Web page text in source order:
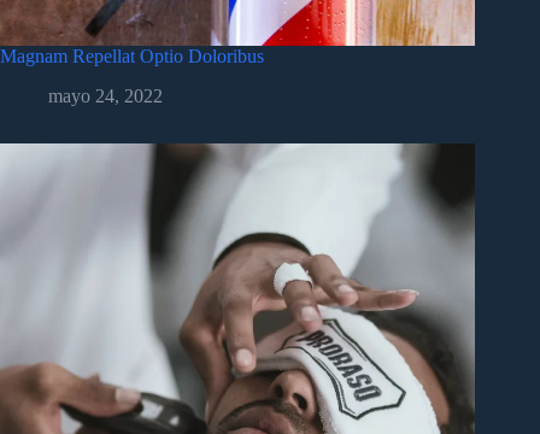
Magnam Repellat Optio Doloribus
mayo 24, 2022